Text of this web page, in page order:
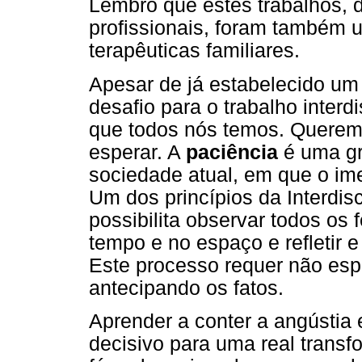
Lembro que estes trabalhos,
profissionais, foram também
terapêuticas familiares.
Apesar de já estabelecido
desafio para o trabalho
que todos nós temos.
esperar. A paciência é uma
sociedade atual, em que o
Um dos princípios da
possibilita observar todos os
tempo e no espaço e refletir
Este processo requer não
antecipando os fatos.
Aprender a conter a angústia
decisivo para uma real